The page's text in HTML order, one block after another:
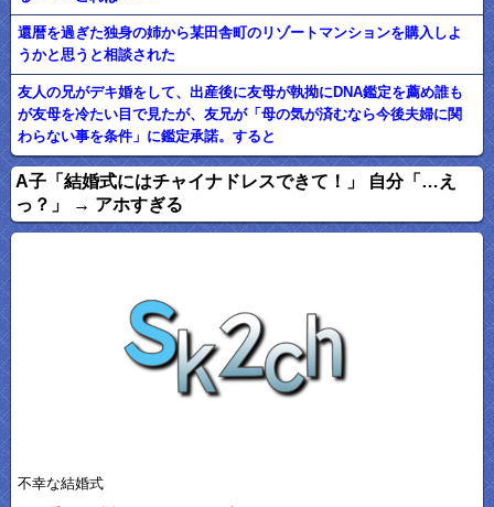
還暦を過ぎた独身の姉から某田舎町のリゾートマンションを購入しよ
うかと思うと相談された
友人の兄がデキ婚をして、出産後に友母が執拗にDNA鑑定を薦め誰も
が友母を冷たい目で見たが、友兄が「母の気が済むなら今後夫婦に関
わらない事を条件」に鑑定承諾。すると
A子「結婚式にはチャイナドレスできて！」 自分「…え
っ？」 → アホすぎる
不幸な結婚式